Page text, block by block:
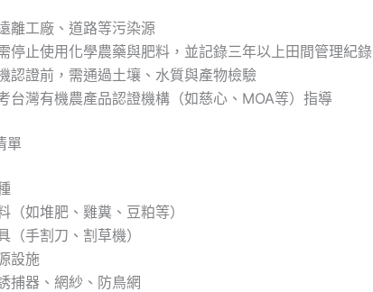
離工廠、道路等污染源
停止使用化學農藥與肥料，並記錄三年以上田間管理紀錄
認證前，需通過土壤、水質與產物檢驗
台灣有機農產品認證機構（如慈心、MOA等）指導
單
（如堆肥、雞糞、豆粕等）
（手割刀、割草機）
設施
捕器、網紗、防鳥網